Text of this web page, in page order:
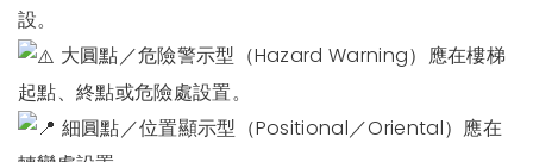
設。
大圓點／危險警示型（Hazard Warning）應在樓梯
起點、終點或危險處設置。
細圓點／位置顯示型（Positional／Oriental）應在